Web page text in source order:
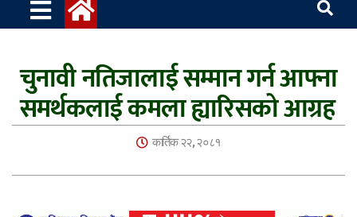
चुनावी नतिजालाई सम्मान गर्न आफ्ना
समर्थकलाई कमला ह्यारिसको आग्रह
कार्तिक २२, २०८१